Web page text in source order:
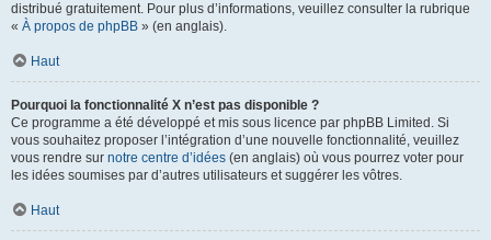
distribué gratuitement. Pour plus d’informations, veuillez consulter la rubrique
« À propos de phpBB » (en anglais).
Haut
Pourquoi la fonctionnalité X n’est pas disponible ?
Ce programme a été développé et mis sous licence par phpBB Limited. Si
vous souhaitez proposer l’intégration d’une nouvelle fonctionnalité, veuillez
vous rendre sur notre centre d’idées (en anglais) où vous pourrez voter pour
les idées soumises par d’autres utilisateurs et suggérer les vôtres.
Haut